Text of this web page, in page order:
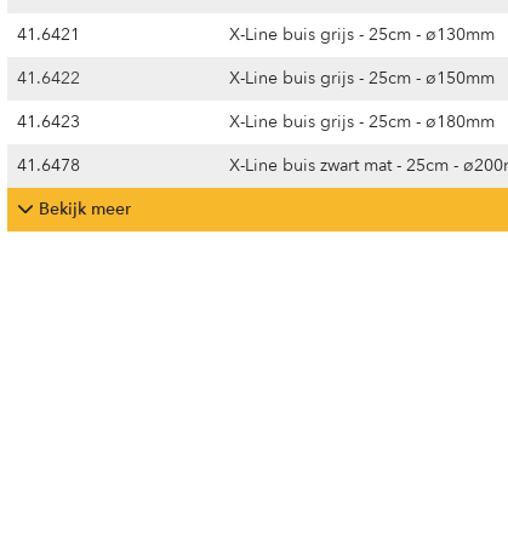
41.6421
X-Line buis grijs - 25cm - ø130mm
41.6422
X-Line buis grijs - 25cm - ø150mm
41.6423
X-Line buis grijs - 25cm - ø180mm
41.6478
X-Line buis zwart mat - 25cm -
Bekijk meer